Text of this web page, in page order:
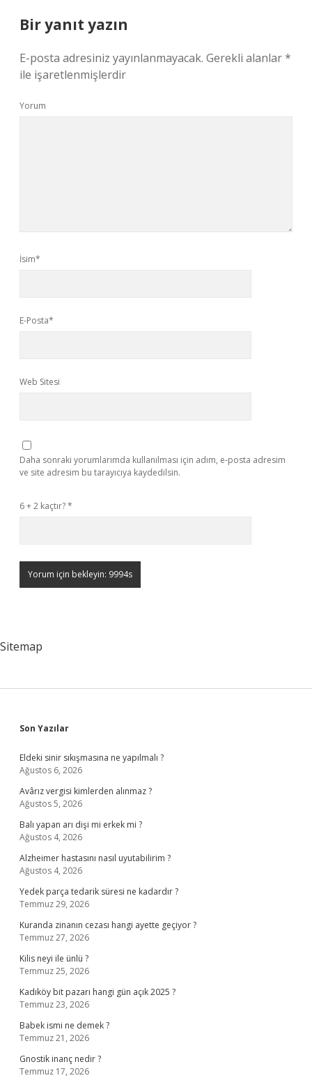
Bir yanıt yazın
E-posta adresiniz yayınlanmayacak. Gerekli alanlar*
ile işaretlenmişlerdir
Yorum
İsim*
E-Posta*
Web Sitesi
Daha sonraki yorumlarımda kullanılması için adım, e-posta adresim
ve site adresim bu tarayıcıya kaydedilsin.
6 + 2 kaçtır?*
Sitemap
Sidebar
Son Yazılar
Eldeki sinir sıkışmasına ne yapılmalı ?
Ağustos 6, 2026
Avârız vergisi kimlerden alınmaz ?
Ağustos 5, 2026
Balı yapan arı dişi mi erkek mi ?
Ağustos 4, 2026
Alzheimer hastasını nasıl uyutabilirim ?
Ağustos 4, 2026
Yedek parça tedarik süresi ne kadardır ?
Temmuz 29, 2026
Kuranda zinanın cezası hangi ayette geçiyor ?
Temmuz 27, 2026
Kilis neyi ile ünlü ?
Temmuz 25, 2026
Kadıköy bit pazarı hangi gün açık 2025 ?
Temmuz 23, 2026
Babek ismi ne demek ?
Temmuz 21, 2026
Gnostik inanç nedir ?
Temmuz 17, 2026